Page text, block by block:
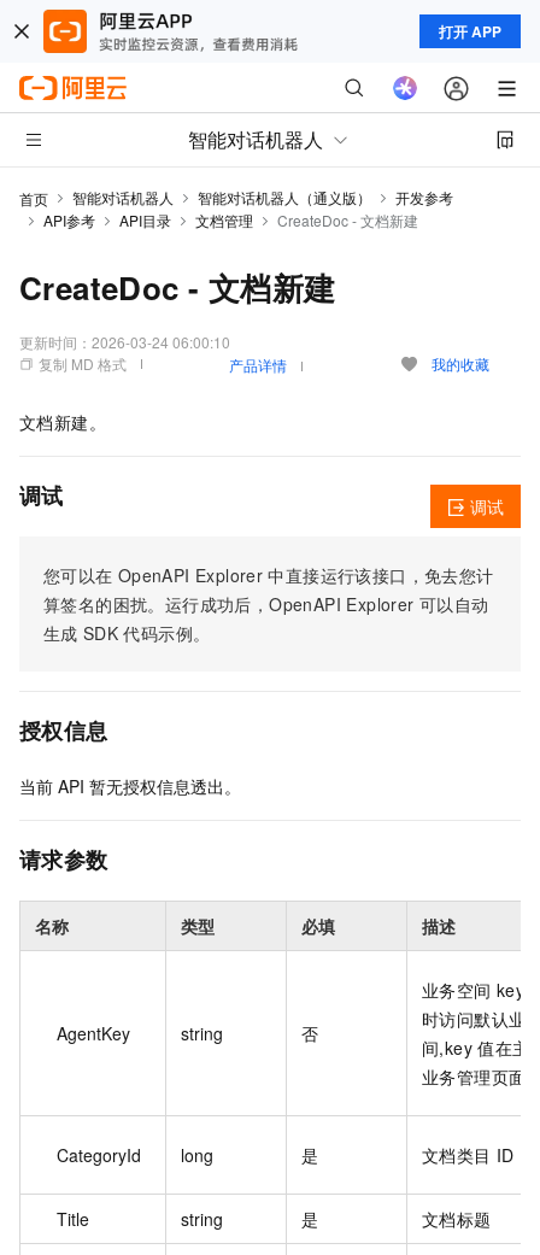
打开 APP
智能对话机器人
首页 智能对话机器人 智能对话机器人（通义版）
开发参考
API参考
API目录 文档管理 CreateDoc - 文档新建
CreateDoc - 文档新建
更新时间： 2026-03-24 06:00:10
复制 MD 格式
产品详情 我的收藏
文档新建。
调试
您可以在 OpenAPI Explorer 中直接运行该接口，免去您计
算签名的困扰。运行成功后，OpenAPI Explorer 可以自动
生成 SDK 代码示例。
调试
授权信息
当前 API 暂无授权信息透出。
请求参数
名称 类型 必填 描述
AgentKey string 否
业务空间 key,
时访问默认业
间,key 值在主
业务管理页面
CategoryId long 是 文档类目 ID
Title string 是 文档标题